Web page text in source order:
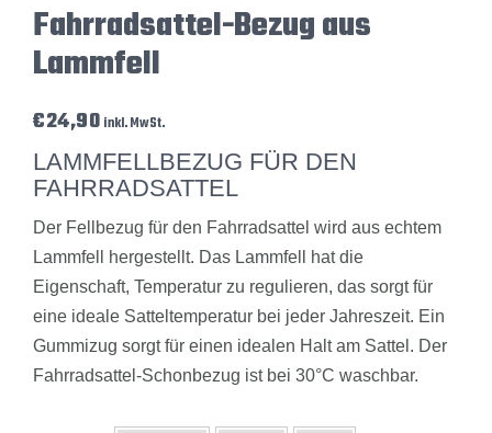
Fahrradsattel-Bezug aus
Lammfell
€24,90 inkl. MwSt.
LAMMFELLBEZUG FÜR DEN
FAHRRADSATTEL
Der Fellbezug für den Fahrradsattel wird aus echtem
Lammfell hergestellt. Das Lammfell hat die
Eigenschaft, Temperatur zu regulieren, das sorgt für
eine ideale Satteltemperatur bei jeder Jahreszeit. Ein
Gummizug sorgt für einen idealen Halt am Sattel. Der
Fahrradsattel-Schonbezug ist bei 30°C waschbar.